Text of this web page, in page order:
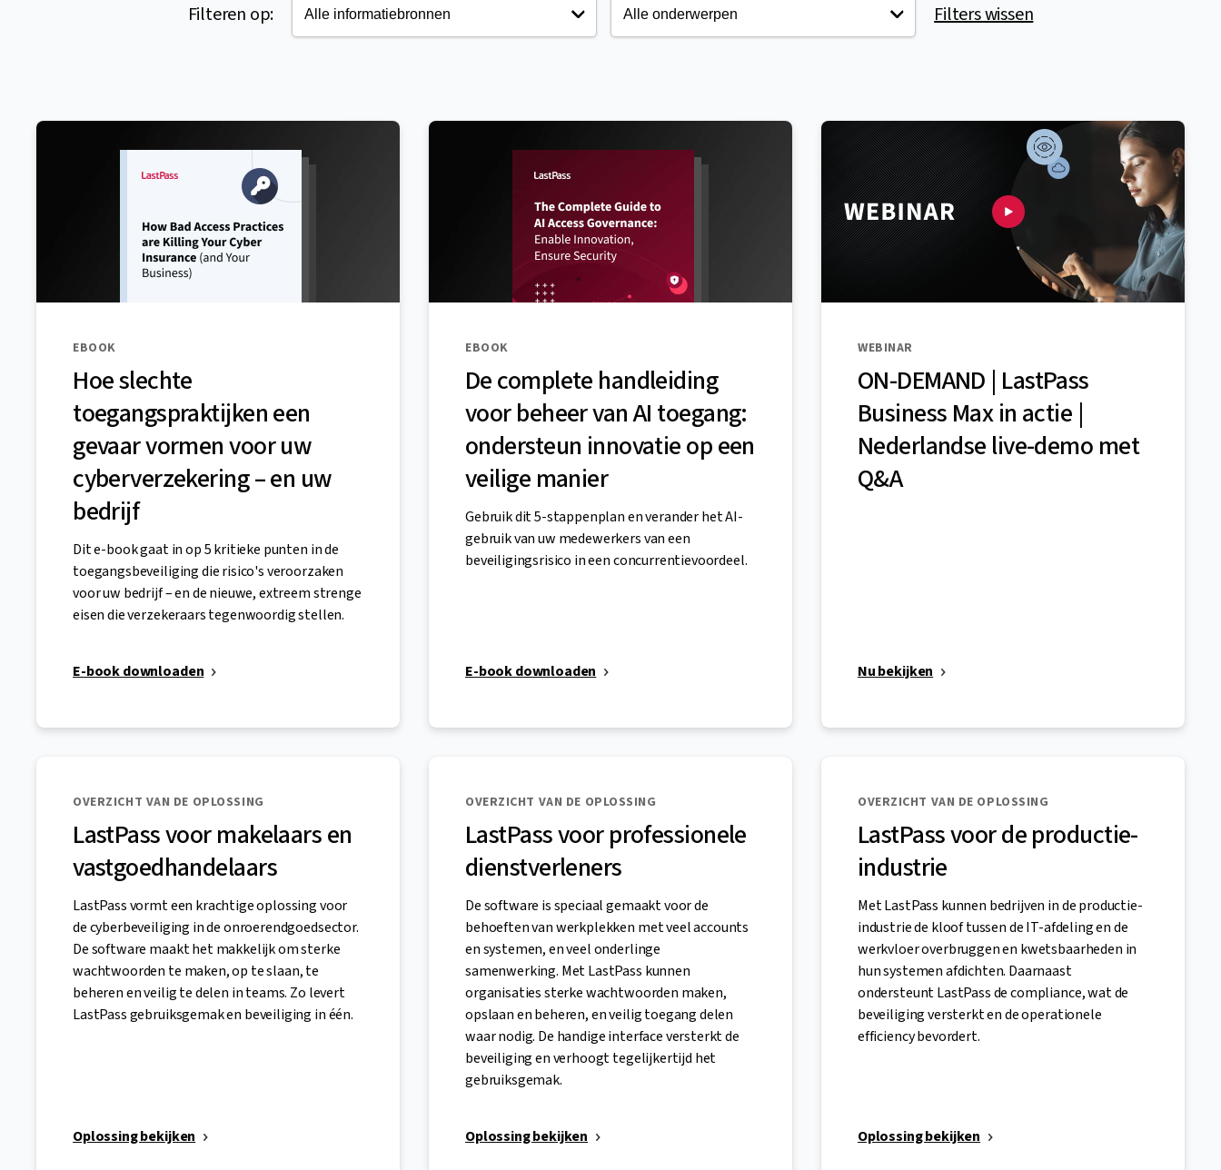
Filteren op: Filters wissen
EBOOK
Hoe slechte
toegangspraktijken een
gevaar vormen voor uw
cyberverzekering – en uw
bedrijf
Dit e-book gaat in op 5 kritieke punten in de
toegangsbeveiliging die risico's veroorzaken
voor uw bedrijf – en de nieuwe, extreem strenge
eisen die verzekeraars tegenwoordig stellen.
E-book downloaden
EBOOK
De complete handleiding
voor beheer van AI toegang:
ondersteun innovatie op een
veilige manier
Gebruik dit 5-stappenplan en verander het AI-
gebruik van uw medewerkers van een
beveiligingsrisico in een concurrentievoordeel.
E-book downloaden
WEBINAR
ON-DEMAND | LastPass
Business Max in actie |
Nederlandse live-demo met
Q&A
Nu bekijken
OVERZICHT VAN DE OPLOSSING
LastPass voor makelaars en
vastgoedhandelaars
LastPass vormt een krachtige oplossing voor
de cyberbeveiliging in de onroerendgoedsector.
De software maakt het makkelijk om sterke
wachtwoorden te maken, op te slaan, te
beheren en veilig te delen in teams. Zo levert
LastPass gebruiksgemak en beveiliging in één.
Oplossing bekijken
OVERZICHT VAN DE OPLOSSING
LastPass voor professionele
dienstverleners
De software is speciaal gemaakt voor de
behoeften van werkplekken met veel accounts
en systemen, en veel onderlinge
samenwerking. Met LastPass kunnen
organisaties sterke wachtwoorden maken,
opslaan en beheren, en veilig toegang delen
waar nodig. De handige interface versterkt de
beveiliging en verhoogt tegelijkertijd het
gebruiksgemak.
Oplossing bekijken
OVERZICHT VAN DE OPLOSSING
LastPass voor de productie-
industrie
Met LastPass kunnen bedrijven in de productie-
industrie de kloof tussen de IT-afdeling en de
werkvloer overbruggen en kwetsbaarheden in
hun systemen afdichten. Daarnaast
ondersteunt LastPass de compliance, wat de
beveiliging versterkt en de operationele
efficiency bevordert.
Oplossing bekijken